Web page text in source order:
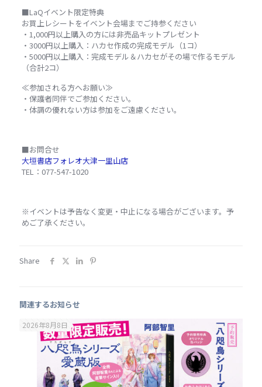
■LaQイベント限定特典
お買上レシートをイベント会場までご持参ください
・1,000円以上購入の方には非売品キットプレゼント
・3000円以上購入：ハカセ作成の完成モデル（1コ）
・5000円以上購入：完成モデル＆ハカセがその場で作るモデル
（合計2コ）
≪参加される方へお願い≫
・保護者同伴でご参加ください。
・体調の優れない方は参加をご遠慮ください。
■お問合せ
大垣書店フォレオ大津一里山店
TEL：077-547-1020
※イベントは予告なく変更・中止になる場合がございます。予
めご了承ください。
Share
関連するお知らせ
2026年8月8日